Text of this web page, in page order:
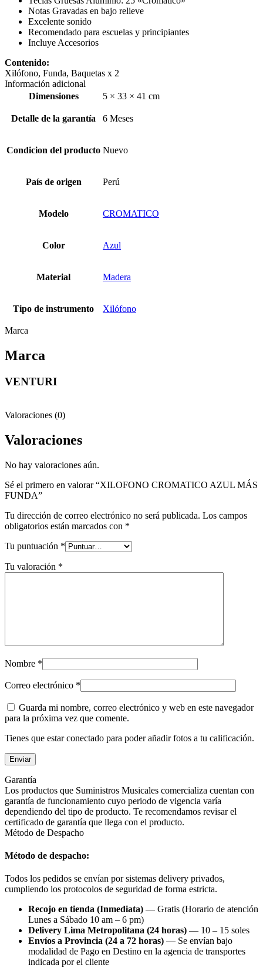
Notas Gravadas en bajo relieve
Excelente sonido
Recomendado para escuelas y principiantes
Incluye Accesorios
Contenido:
Xilófono, Funda, Baquetas x 2
Información adicional
Dimensiones
5 × 33 × 41 cm
Detalle de la garantía 6 Meses
Condicion del producto Nuevo
País de origen Perú
Modelo CROMATICO
Color Azul
Material Madera
Tipo de instrumento Xilófono
Marca
Marca
VENTURI
Valoraciones (0)
Valoraciones
No hay valoraciones aún.
Sé el primero en valorar “XILOFONO CROMATICO AZUL MÁS
FUNDA”
Tu dirección de correo electrónico no será publicada. Los campos
obligatorios están marcados con *
Tu puntuación *
Tu valoración *
Nombre *
Correo electrónico *
Guarda mi nombre, correo electrónico y web en este navegador
para la próxima vez que comente.
Tienes que estar conectado para poder añadir fotos a tu calificación.
Garantía
Los productos que Suministros Musicales comercializa cuentan con
garantía de funcionamiento cuyo periodo de vigencia varía
dependiendo del tipo de producto. Te recomendamos revisar el
certificado de garantía que llega con el producto.
Método de Despacho
Método de despacho:
Todos los pedidos se envían por sistemas delivery privados,
cumpliendo los protocolos de seguridad de forma estricta.
Recojo en tienda (Inmediata) — Gratis (Horario de atención
Lunes a Sábado 10 am – 6 pm)
Delivery Lima Metropolitana (24 horas) — 10 – 15 soles
Envíos a Provincia (24 a 72 horas) — Se envían bajo
modalidad de Pago en Destino en la agencia de transportes
indicada por el cliente